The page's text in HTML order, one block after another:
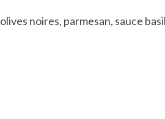
olives noires, parmesan, sauce